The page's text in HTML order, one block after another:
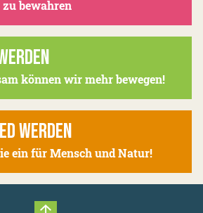
bewahren
können wir mehr bewegen!
WERDEN
ein für Mensch und Natur!